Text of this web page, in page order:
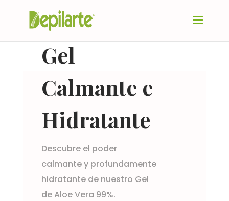
Gel
Calmante e
Hidratante
Descubre el poder
calmante y profundamente
hidratante de nuestro Gel
de Aloe Vera 99%.